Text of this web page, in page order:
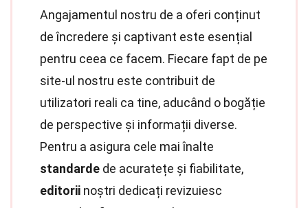
Angajamentul nostru de a oferi conținut
de încredere și captivant este esențial
pentru ceea ce facem. Fiecare fapt de pe
site-ul nostru este contribuit de
utilizatori reali ca tine, aducând o bogăție
de perspective și informații diverse.
Pentru a asigura cele mai înalte
standarde de acuratețe și fiabilitate,
editorii noștri dedicați revizuiesc